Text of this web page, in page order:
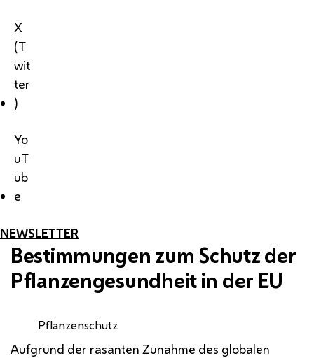
X
(T
wit
ter
)
Yo
uT
ub
e
NEWSLETTER
Bestimmungen zum Schutz der
Pflanzengesundheit in der EU
Pflanzenschutz
Aufgrund der rasanten Zunahme des globalen